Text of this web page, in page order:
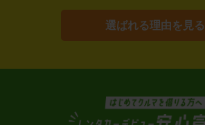
選ばれる理由を見る